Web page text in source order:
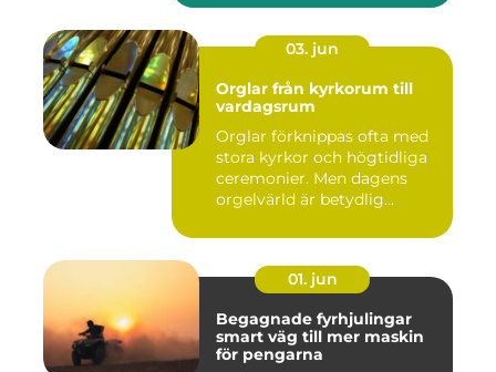
03. jun
Orglar från kyrkorum till
vardagsrum
Orglar förknippas ofta med
stora kyrkor och högtidliga
ceremonier. Men dagens
orgelvärld är betydlig...
01. jun
Begagnade fyrhjulingar
smart väg till mer maskin
för pengarna